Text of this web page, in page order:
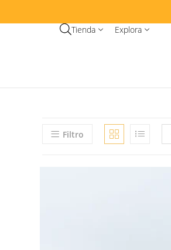
Tienda
Explora
Filtro